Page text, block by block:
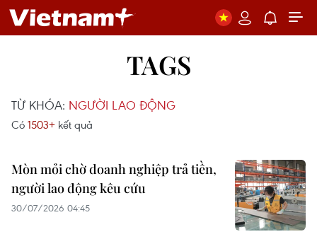
TAGS
TỪ KHÓA: NGƯỜI LAO ĐỘNG
Có 1503+ kết quả
Mòn mỏi chờ doanh nghiệp trả tiền,
người lao động kêu cứu
30/07/2026 04:45